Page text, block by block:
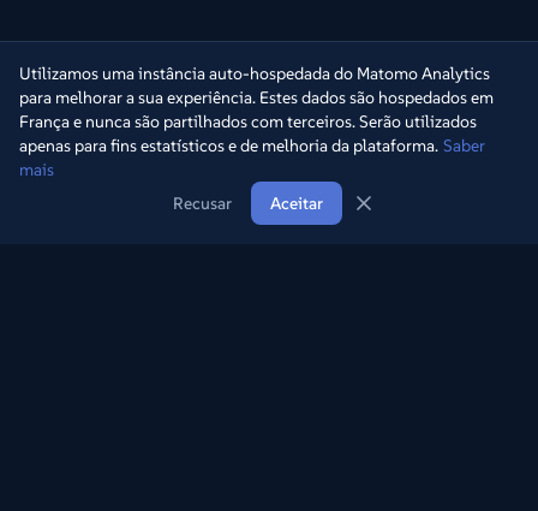
Utilizamos uma instância auto-hospedada do Matomo Analytics
para melhorar a sua experiência. Estes dados são hospedados em
França e nunca são partilhados com terceiros. Serão utilizados
apenas para fins estatísticos e de melhoria da plataforma. Saber
mais
Recusar
Aceitar